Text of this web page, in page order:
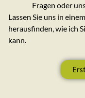
Fragen oder
Lassen Sie uns in
herausfinden, wie ich
kann.